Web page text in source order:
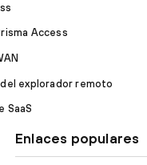
Access
explorador remoto
SaaS
Enlaces populares